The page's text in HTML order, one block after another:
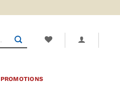
PROMOTIONS